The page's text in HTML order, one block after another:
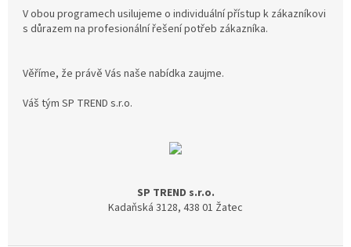
V obou programech usilujeme o individuální přístup k zákazníkovi
s důrazem na profesionální řešení potřeb zákazníka.
Věříme, že právě Vás naše nabídka zaujme.
Váš tým SP TREND s.r.o.
SP TREND s.r.o.
Kadaňská 3128, 438 01 Žatec